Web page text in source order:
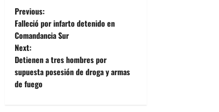
P
o
s
t
Previous:
Falleció por infarto detenido en
Comandancia Sur
Next:
Detienen a tres hombres por
supuesta posesión de droga y armas
de fuego